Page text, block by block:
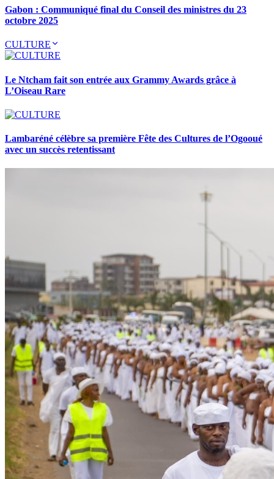
Gabon : Communiqué final du Conseil des ministres du 23
octobre 2025
CULTURE
Le Ntcham fait son entrée aux Grammy Awards grâce à
L’Oiseau Rare
Lambaréné célèbre sa première Fête des Cultures de l’Ogooué
avec un succès retentissant